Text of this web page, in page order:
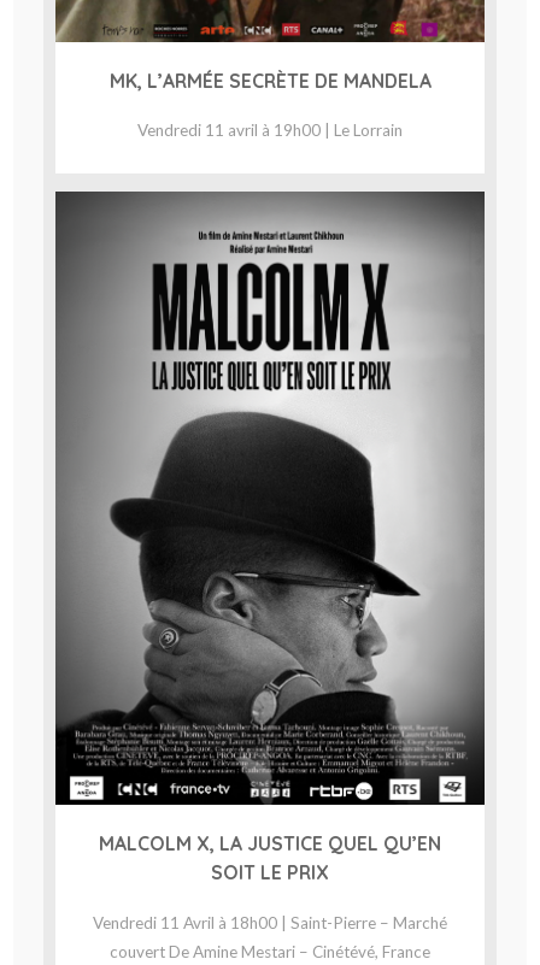
MK, L’ARMÉE SECRÈTE DE MANDELA
Vendredi 11 avril à 19h00 | Le Lorrain
MALCOLM X, LA JUSTICE QUEL QU’EN
SOIT LE PRIX
Vendredi 11 Avril à 18h00 | Saint-Pierre – Marché
couvert De Amine Mestari – Cinétévé, France